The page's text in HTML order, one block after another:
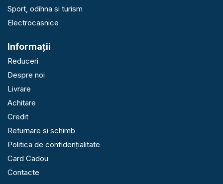
Sport, odihna si turism
Electrocasnice
Informaţii
Reduceri
Despre noi
Livrare
Achitare
Credit
Returnare si schimb
Politica de confidențialitate
Card Cadou
Contacte